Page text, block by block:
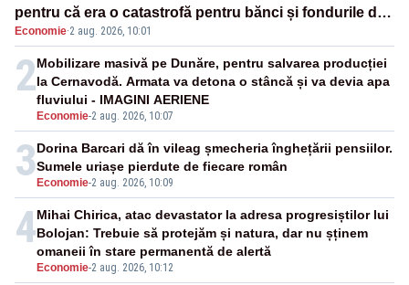
pentru că era o catastrofă pentru bănci și fondurile de
pensii
Economie·2 aug. 2026, 10:01
2
Economie-2 aug. 2026, 10:07
Mobilizare masivă pe Dunăre, pentru salvarea producției
la Cernavodă. Armata va detona o stâncă și va devia apa
fluviului - IMAGINI AERIENE
3 Economie-2 aug. 2026, 10:09
Dorina Barcari dă în vileag șmecheria înghețării pensiilor.
Sumele uriașe pierdute de fiecare român
4
Economie-2 aug. 2026, 10:12
Mihai Chirica, atac devastator la adresa progresiștilor lui
Bolojan: Trebuie să protejăm și natura, dar nu șținem
omaneii în stare permanentă de alertă